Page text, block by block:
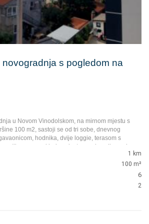
s pogledom na
u Novom Vinodolskom, na mirnom mjestu s
100 m2, sastoji se od tri sobe, dnevnog
hodnika, dvije loggie, terasom s
s wc, parkirnim mjestom, prizemlje, prvi
za namještanje i useljenje četveročlane
poreza na promet nekretnina.
1 km
100 m²
6
2